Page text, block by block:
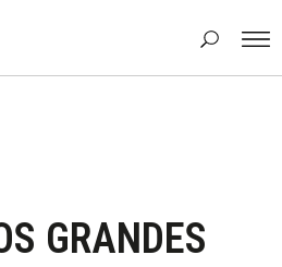
GRANDES